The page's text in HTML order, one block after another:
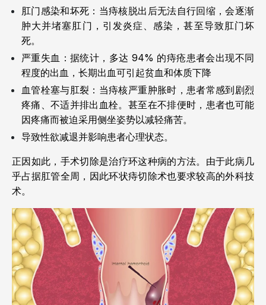
肛门感染和坏死：当痔核脱出后无法自行回缩，会逐渐
肿大并堵塞肛门，引发炎症、感染，甚至导致肛门坏
死。
严重失血：据统计，多达 94% 的痔疮患者会出现不同
程度的出血，长期出血可引起贫血和体质下降
血管栓塞与肛裂：当痔核严重肿胀时，患者常感到剧烈
疼痛、不适并排出血栓。甚至在不排便时，患者也可能
因疼痛而被迫采用侧坐姿势以减轻痛苦。
导致性欲减退并影响患者心理状态。
正因如此，手术切除是治疗环这种病的方法。由于此病几
乎占据肛管全周，因此环状痔切除术也要求较高的外科技
术。